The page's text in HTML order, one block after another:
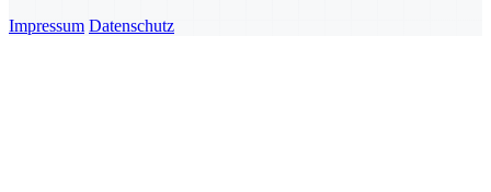
Impressum Datenschutz